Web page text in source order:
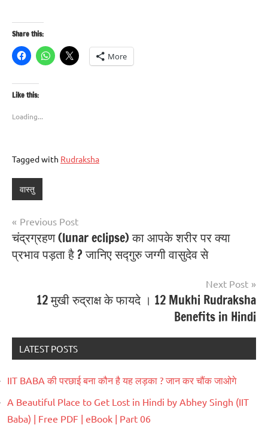
Share this:
More
Like this:
Loading...
Tagged with Rudraksha
वास्तु
Previous Post
चंद्रग्रहण (lunar eclipse) का आपके शरीर पर क्या
प्रभाव पड़ता है ? जानिए सद्गुरु जग्गी वासुदेव से
Next Post
12 मुखी रुद्राक्ष के फायदे । 12 Mukhi Rudraksha
Benefits in Hindi
LATEST POSTS
IIT BABA की परछाई बना कौन है यह लड़का ? जान कर चौंक जाओगे
A Beautiful Place to Get Lost in Hindi by Abhey Singh (IIT
Baba) | Free PDF | eBook | Part 06